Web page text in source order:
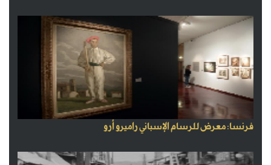
فرنسا: معرض للرسام الإسباني راميرو أرو